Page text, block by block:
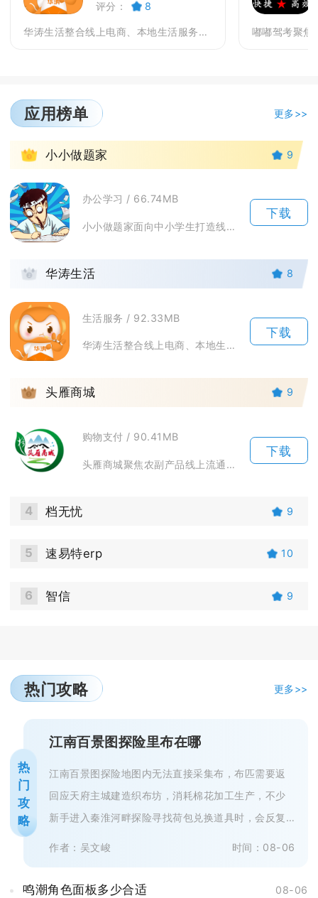
评分： 8
华涛生活整合线上电商、本地生活服务、社区互动与私域...
应用榜单 更多>>
1 小小做题家 9
办公学习 / 66.74MB
小小做题家面向中小学生打造线上刷题练习环境，覆盖小学至初中主流学科习题资源，适配日常课后巩...
下载
2 华涛生活 8
生活服务 / 92.33MB
华涛生活整合线上电商、本地生活服务、社区互动与私域福利体系，搭建一站式日常消费服务平台。平...
下载
3 头雁商城 9
购物支付 / 90.41MB
头雁商城聚焦农副产品线上流通，搭建一站式生鲜与日用选购移动端平台，整合产地果蔬、肉禽水产、...
下载
4 档无忧 9
5 速易特erp 10
6 智信 9
热门攻略 更多>>
热
门
攻
略
江南百景图探险里布在哪
江南百景图探险地图内无法直接采集布，布匹需要返
回应天府主城建造织布坊，消耗棉花加工生产，不少
新手进入秦淮河畔探险寻找荷包兑换道具时，会反复
作者：吴文峻 时间：08-06
鸣潮角色面板多少合适 08-06